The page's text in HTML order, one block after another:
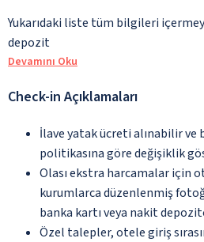
Yukarıdaki liste tüm bilgileri
depozit
Devamını Oku
Check-in Açıklamaları
İlave yatak ücreti alınabilir ve
politikasına göre değişiklik
Olası ekstra harcamalar için
kurumlarca düzenlenmiş
banka kartı veya nakit
Özel talepler, otele giriş